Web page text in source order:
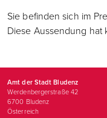
Sie befinden sich im
Diese Aussendung hat
Amt der Stadt Bludenz
Werdenbergerstraße 42
6700 Bludenz
Österreich